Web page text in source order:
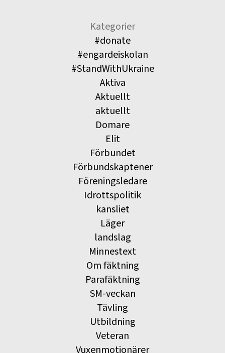
Kategorier
#donate
#engardeiskolan
#StandWithUkraine
Aktiva
Aktuellt
aktuellt
Domare
Elit
Förbundet
Förbundskaptener
Föreningsledare
Idrottspolitik
kansliet
Läger
landslag
Minnestext
Om fäktning
Parafäktning
SM-veckan
Tävling
Utbildning
Veteran
Vuxenmotionärer